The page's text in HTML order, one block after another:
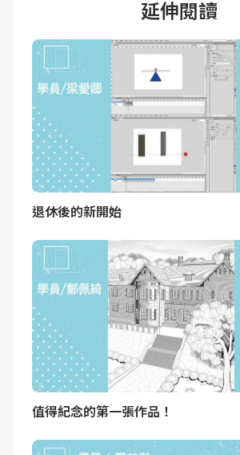
延伸閱讀
退休後的新開始
值得紀念的第一張作品！